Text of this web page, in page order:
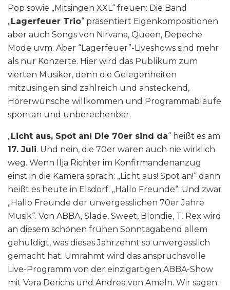
Pop sowie „Mitsingen XXL“ freuen: Die Band
„Lagerfeuer Trio“ präsentiert Eigenkompositionen
aber auch Songs von Nirvana, Queen, Depeche
Mode uvm. Aber “Lagerfeuer”-Liveshows sind mehr
als nur Konzerte. Hier wird das Publikum zum
vierten Musiker, denn die Gelegenheiten
mitzusingen sind zahlreich und ansteckend,
Hörerwünsche willkommen und Programmabläufe
spontan und unberechenbar.
„Licht aus, Spot an! Die 70er sind da“ heißt es am
17. Juli. Und nein, die 70er waren auch nie wirklich
weg. Wenn Ilja Richter im Konfirmandenanzug
einst in die Kamera sprach: „Licht aus! Spot an!“ dann
heißt es heute in Elsdorf: „Hallo Freunde“. Und zwar
„Hallo Freunde der unvergesslichen 70er Jahre
Musik“. Von ABBA, Slade, Sweet, Blondie, T. Rex wird
an diesem schönen frühen Sonntagabend allem
gehuldigt, was dieses Jahrzehnt so unvergesslich
gemacht hat. Umrahmt wird das anspruchsvolle
Live-Programm von der einzigartigen ABBA-Show
mit Vera Derichs und Andrea von Ameln. Wir sagen: